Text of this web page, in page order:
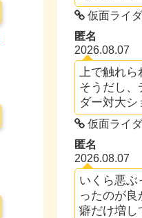
仮面ライ
匿名
2026.08.07
上で触れ
そうだし、
ダー対大
仮面ライ
匿名
2026.08.07
いくら悪ぶ
ったのが良
癖だけ増し